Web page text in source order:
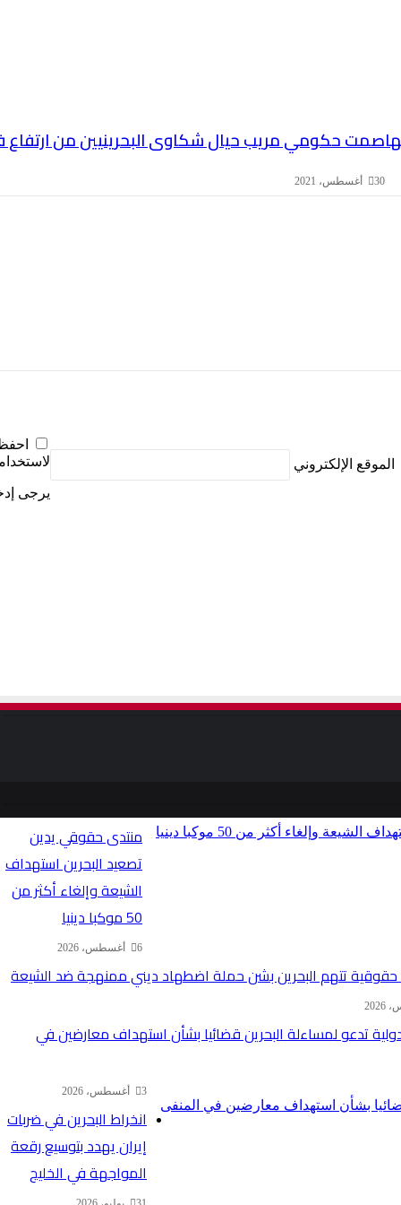
صمت حكومي مريب حيال شكاوى البحرينيين من ارتفاع
30 أغسطس، 2021
الموقع الإلكتروني
يرجى
منتدى حقوقي يدين
تصعيد البحرين استهداف
الشيعة وإلغاء أكثر من
50 موكبا دينيا
6 أغسطس، 2026
تتهم البحرين بشن حملة اضطهاد ديني ممنهجة ضد الشيعة
تدعو لمساءلة البحرين قضائيا بشأن استهداف معارضين في
3 أغسطس، 2026
انخراط البحرين في ضربات
إيران يهدد بتوسيع رقعة
المواجهة في الخليج